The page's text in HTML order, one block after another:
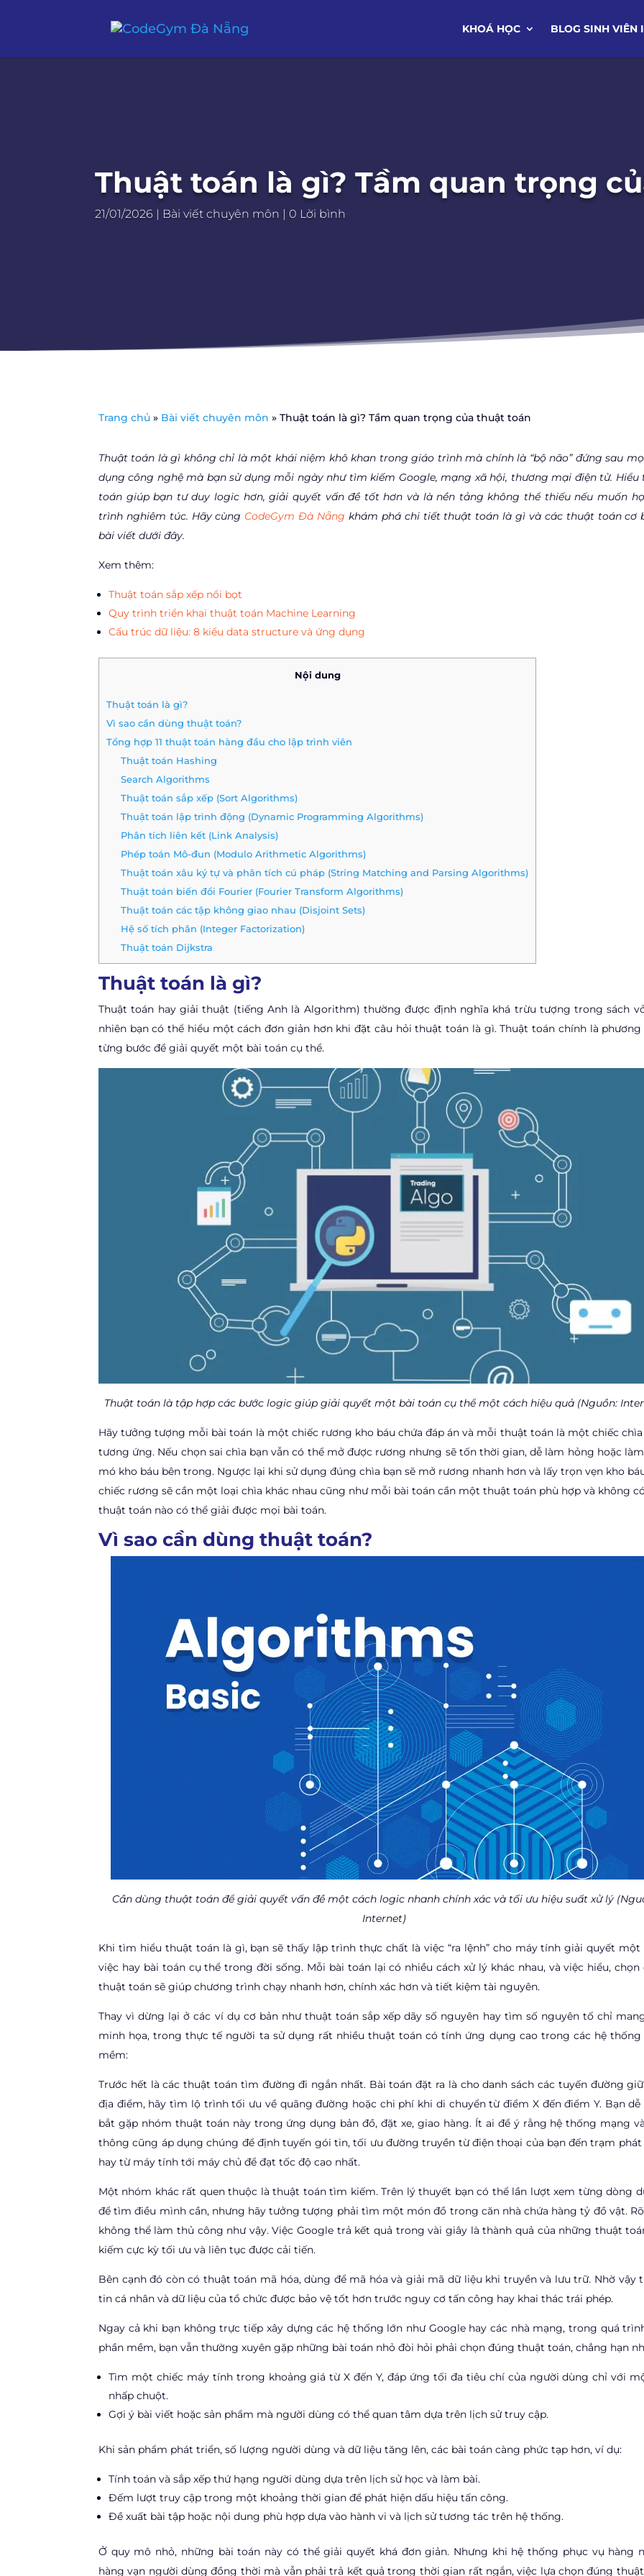
KHOÁ HỌC BLOG SINH VIÊN
Thuật toán là gì? Tầm quan trọng
21/01/2026 | Bài viết chuyên môn | 0 Lời bình
Trang chủ » Bài viết chuyên môn » Thuật toán là gì? Tầm quan trọng của thuật toán
Thuật toán là gì không chỉ là một khái niệm khô khan trong giáo trình mà chính là “bộ não” đứng sau
dụng công nghệ mà bạn sử dụng mỗi ngày như tìm kiếm Google, mạng xã hội, thương mại điện tử. Hiểu
toán giúp bạn tư duy logic hơn, giải quyết vấn đề tốt hơn và là nền tảng không thể thiếu nếu muốn
trình nghiêm túc. Hãy cùng CodeGym Đà Nẵng khám phá chi tiết thuật toán là gì và các thuật toán cơ
bài viết dưới đây.
Xem thêm:
Thuật toán sắp xếp nổi bọt
Quy trình triển khai thuật toán Machine Learning
Cấu trúc dữ liệu: 8 kiểu data structure và ứng dụng
Nội dung
Thuật toán là gì?
Vì sao cần dùng thuật toán?
Tổng hợp 11 thuật toán hàng đầu cho lập trình viên
Thuật toán Hashing
Search Algorithms
Thuật toán sắp xếp (Sort Algorithms)
Thuật toán lập trình động (Dynamic Programming Algorithms)
Phân tích liên kết (Link Analysis)
Phép toán Mô-đun (Modulo Arithmetic Algorithms)
Thuật toán xâu ký tự và phân tích cú pháp (String Matching and Parsing Algorithms)
Thuật toán biến đổi Fourier (Fourier Transform Algorithms)
Thuật toán các tập không giao nhau (Disjoint Sets)
Hệ số tích phân (Integer Factorization)
Thuật toán Dijkstra
Thuật toán là gì?
Thuật toán hay giải thuật (tiếng Anh là Algorithm) thường được định nghĩa khá trừu tượng trong sách
nhiên bạn có thể hiểu một cách đơn giản hơn khi đặt câu hỏi thuật toán là gì. Thuật toán chính là phương
từng bước để giải quyết một bài toán cụ thể.
Thuật toán là tập hợp các bước logic giúp giải quyết một bài toán cụ thể một cách hiệu quả (Nguồn:
Hãy tưởng tượng mỗi bài toán là một chiếc rương kho báu chứa đáp án và mỗi thuật toán là một chiếc
tương ứng. Nếu chọn sai chìa bạn vẫn có thể mở được rương nhưng sẽ tốn thời gian, dễ làm hỏng hoặc
mó kho báu bên trong. Ngược lại khi sử dụng đúng chìa bạn sẽ mở rương nhanh hơn và lấy trọn vẹn kho
chiếc rương sẽ cần một loại chìa khác nhau cũng như mỗi bài toán cần một thuật toán phù hợp và không
thuật toán nào có thể giải được mọi bài toán.
Vì sao cần dùng thuật toán?
Cần dùng thuật toán để giải quyết vấn đề một cách logic nhanh chính xác và tối ưu hiệu suất xử lý
Internet)
Khi tìm hiểu thuật toán là gì, bạn sẽ thấy lập trình thực chất là việc “ra lệnh” cho máy tính giải quyết một
việc hay bài toán cụ thể trong đời sống. Mỗi bài toán lại có nhiều cách xử lý khác nhau, và việc hiểu, chọn
thuật toán sẽ giúp chương trình chạy nhanh hơn, chính xác hơn và tiết kiệm tài nguyên.
Thay vì dừng lại ở các ví dụ cơ bản như thuật toán sắp xếp dãy số nguyên hay tìm số nguyên tố chỉ
minh họa, trong thực tế người ta sử dụng rất nhiều thuật toán có tính ứng dụng cao trong các hệ thống
mềm:
Trước hết là các thuật toán tìm đường đi ngắn nhất. Bài toán đặt ra là cho danh sách các tuyến đường
địa điểm, hãy tìm lộ trình tối ưu về quãng đường hoặc chi phí khi di chuyển từ điểm X đến điểm Y. Bạn dễ
bắt gặp nhóm thuật toán này trong ứng dụng bản đồ, đặt xe, giao hàng. Ít ai để ý rằng hệ thống mạng
thông cũng áp dụng chúng để định tuyến gói tin, tối ưu đường truyền từ điện thoại của bạn đến trạm phát
hay từ máy tính tới máy chủ để đạt tốc độ cao nhất.
Một nhóm khác rất quen thuộc là thuật toán tìm kiếm. Trên lý thuyết bạn có thể lần lượt xem từng dòng
để tìm điều mình cần, nhưng hãy tưởng tượng phải tìm một món đồ trong căn nhà chứa hàng tỷ đồ vật.
không thể làm thủ công như vậy. Việc Google trả kết quả trong vài giây là thành quả của những thuật
kiếm cực kỳ tối ưu và liên tục được cải tiến.
Bên cạnh đó còn có thuật toán mã hóa, dùng để mã hóa và giải mã dữ liệu khi truyền và lưu trữ. Nhờ vậy
tin cá nhân và dữ liệu của tổ chức được bảo vệ tốt hơn trước nguy cơ tấn công hay khai thác trái phép.
Ngay cả khi bạn không trực tiếp xây dựng các hệ thống lớn như Google hay các nhà mạng, trong quá
phần mềm, bạn vẫn thường xuyên gặp những bài toán nhỏ đòi hỏi phải chọn đúng thuật toán, chẳng hạn
Tìm một chiếc máy tính trong khoảng giá từ X đến Y, đáp ứng tối đa tiêu chí của người dùng chỉ với
nhấp chuột.
Gợi ý bài viết hoặc sản phẩm mà người dùng có thể quan tâm dựa trên lịch sử truy cập.
Khi sản phẩm phát triển, số lượng người dùng và dữ liệu tăng lên, các bài toán càng phức tạp hơn, ví dụ:
Tính toán và sắp xếp thứ hạng người dùng dựa trên lịch sử học và làm bài.
Đếm lượt truy cập trong một khoảng thời gian để phát hiện dấu hiệu tấn công.
Đề xuất bài tập hoặc nội dung phù hợp dựa vào hành vi và lịch sử tương tác trên hệ thống.
Ở quy mô nhỏ, những bài toán này có thể giải quyết khá đơn giản. Nhưng khi hệ thống phục vụ hàng
hàng vạn người dùng đồng thời mà vẫn phải trả kết quả trong thời gian rất ngắn, việc lựa chọn đúng